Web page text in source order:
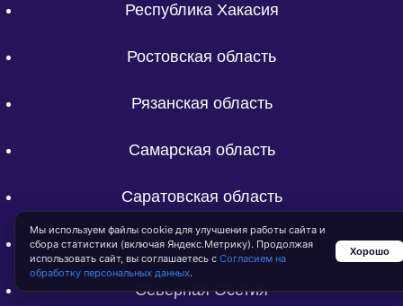
Мы используем файлы cookie для улучшения работы сайта и
сбора статистики (включая Яндекс.Метрику). Продолжая
использовать сайт, вы соглашаетесь с Согласием на
обработку персональных данных.
Хорошо
Республика Хакасия
Ростовская область
Рязанская область
Самарская область
Саратовская область
Свердловская область
Северная Осетия